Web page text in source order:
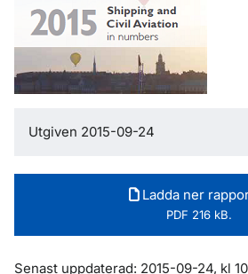
Utgiven 2015-09-24
Ladda ner
PDF 216 kB.
Om sidan
Senast uppdaterad: 2015-09-24, kl